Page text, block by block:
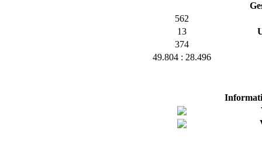
562
13
374
49.804 : 28.496